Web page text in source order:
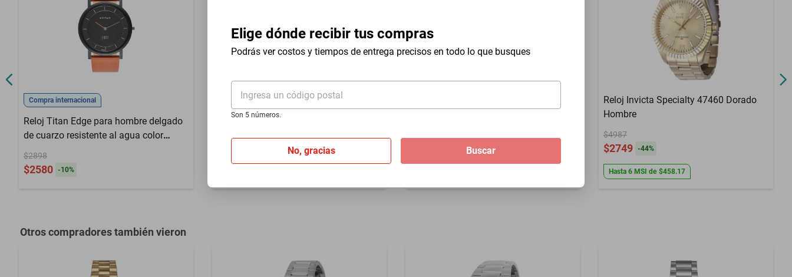
Elige dónde recibir tus compras
Podrás ver costos y tiempos de entrega precisos en todo lo que busques
Ingresa un código postal
Son 5 números.
No, gracias Buscar
Color Extensible
Garantía con Proveedor
Defectos de fabrica, no aplica mala
Compra internacional
Reloj Titan Edge para hombre delgado
de cuarzo resistente al agua color
marrón
$2898
$2580 -10%
Compra internacional
Reloj Invicta II Chronograph 1326 para
hombre de acero inoxidable
inoxidable - 43 mm
Reloj Invicta Specialty 47460 Dorado
Hombre
$4987
$2749 -44%
Hasta 6 MSI de $458.17
Otros compradores también vieron